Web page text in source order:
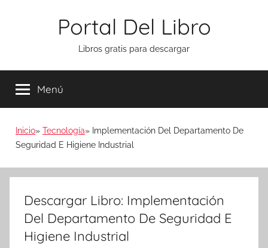
Portal Del Libro
Libros gratis para descargar
Menú
Inicio Tecnología
Implementación Del Departamento De
Seguridad E Higiene Industrial
Descargar Libro: Implementación
Del Departamento De Seguridad E
Higiene Industrial